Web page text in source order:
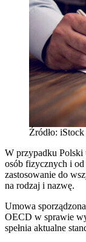
Źródło: iStock
W przypadku
osób fizycznych i
zastosowanie do
na rodzaj i nazwę.
Umowa
OECD w sprawie
spełnia aktualne